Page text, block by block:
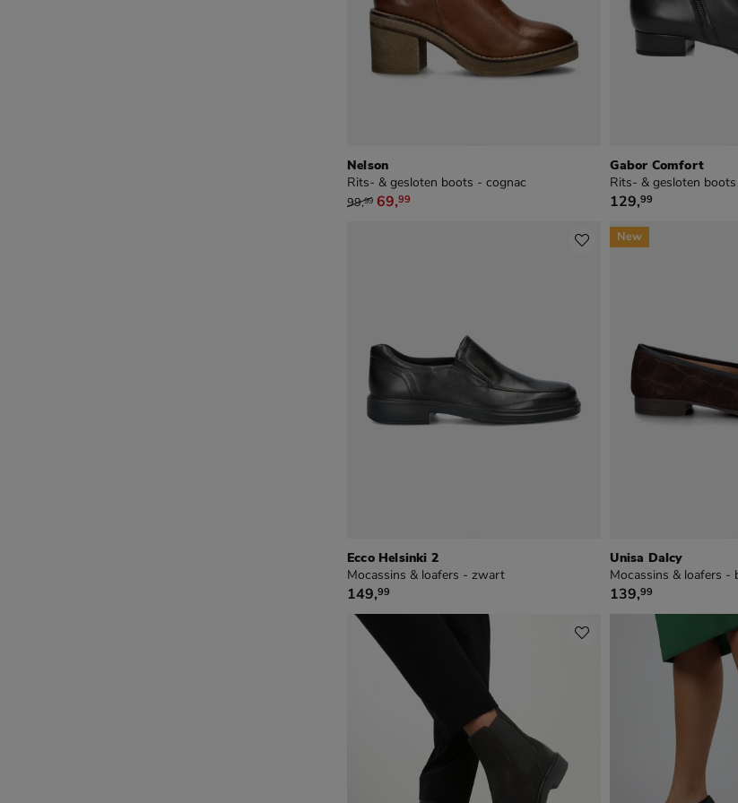
Nelson
Rits- & gesloten boots - cognac
van € 99,99 voor € 69,99
99,99 69,99
Gabor Comfort
Rits- & gesloten
€ 129,99
129,99
Ecco Helsinki 2
Mocassins & loafers - zwart
€ 149,99
149,99
Unisa Dalcy
Mocassins & loafers -
€ 139,99
139,99
New